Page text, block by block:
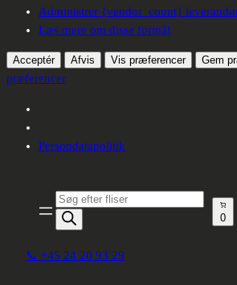
Administrer {vendor_count}
Læs mere om disse formål
Acceptér Afvis Vis præferencer Gem
præferencer
Persondatapolitik
indhold
Produktsøgning
0
📞 +45 24 20 93 29